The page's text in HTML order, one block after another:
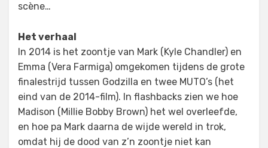
scène…
Het verhaal
In 2014 is het zoontje van Mark (Kyle Chandler) en
Emma (Vera Farmiga) omgekomen tijdens de grote
finalestrijd tussen Godzilla en twee MUTO’s (het
eind van de 2014-film). In flashbacks zien we hoe
Madison (Millie Bobby Brown) het wel overleefde,
en hoe pa Mark daarna de wijde wereld in trok,
omdat hij de dood van z’n zoontje niet kan